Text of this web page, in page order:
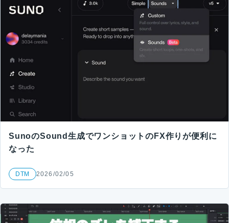
SunoのSound生成でワンショットのFX作りが便利に
なった
DTM 2026/02/05